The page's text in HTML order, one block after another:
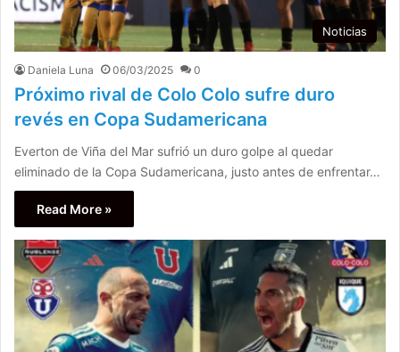
Noticias
Daniela Luna 06/03/2025 0
Próximo rival de Colo Colo sufre duro
revés en Copa Sudamericana
Everton de Viña del Mar sufrió un duro golpe al quedar
eliminado de la Copa Sudamericana, justo antes de enfrentar…
Read More »